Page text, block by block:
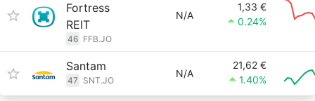
Fortress
REIT
46 FFB.JO
N/A
1,33 €
0.24%
Santam
47 SNT.JO
N/A
21,62 €
1.40%